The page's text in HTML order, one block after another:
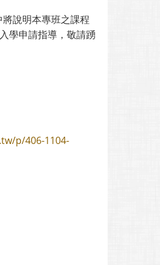
說明本專班之課程
學申請指導，敬請踴
p/406-1104-